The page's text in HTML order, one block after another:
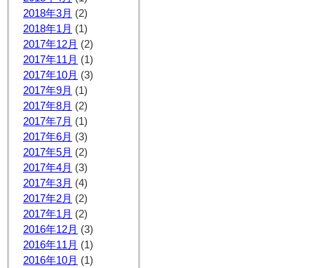
2018年3月 (2)
2018年1月 (1)
2017年12月 (2)
2017年11月 (1)
2017年10月 (3)
2017年9月 (1)
2017年8月 (2)
2017年7月 (1)
2017年6月 (3)
2017年5月 (2)
2017年4月 (3)
2017年3月 (4)
2017年2月 (2)
2017年1月 (2)
2016年12月 (3)
2016年11月 (1)
2016年10月 (1)